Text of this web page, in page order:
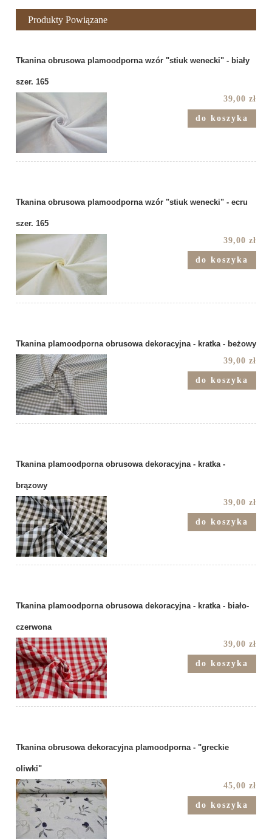
Produkty Powiązane
Tkanina obrusowa plamoodporna wzór "stiuk wenecki" - biały
szer. 165
39,00 zł
do koszyka
Tkanina obrusowa plamoodporna wzór "stiuk wenecki" - ecru
szer. 165
39,00 zł
do koszyka
Tkanina plamoodporna obrusowa dekoracyjna - kratka - beżowy
39,00 zł
do koszyka
Tkanina plamoodporna obrusowa dekoracyjna - kratka -
brązowy
39,00 zł
do koszyka
Tkanina plamoodporna obrusowa dekoracyjna - kratka - biało-
czerwona
39,00 zł
do koszyka
Tkanina obrusowa dekoracyjna plamoodporna - "greckie
oliwki"
45,00 zł
do koszyka